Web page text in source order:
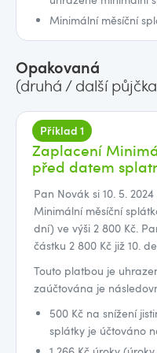
Minimální měsíční
Opakovaná
(druhá / další
Příklad 1
Zaplacení
před datem
Pan Novák si 10. 5.
Minimální měsíční
dní) ve výši 2 800 Kč.
částku 2 800 Kč již 10.
Touto platbou je
zaúčtována je
500 Kč na snížení
splátky je účtováno